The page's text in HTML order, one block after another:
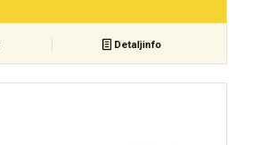
Detaljinfo